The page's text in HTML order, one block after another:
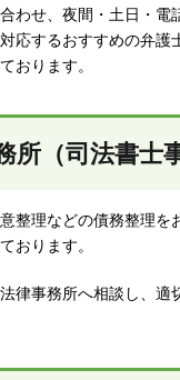
わせ、夜間・土日・電
応するおすすめの弁護
おります。
所（司法書士
整理などの債務整理を
おります。
律事務所へ相談し、適